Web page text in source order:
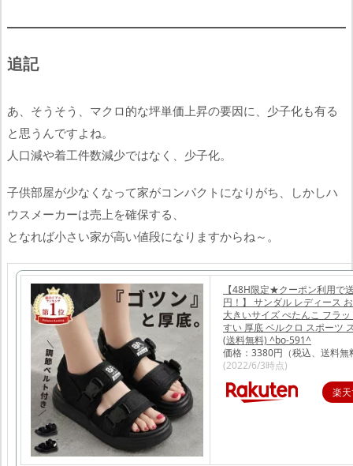
追記
あ、そうそう、マクロ的な坪単価上昇の要因に、少子化も有る
と思うんですよね。
人口減や着工件数減少ではなく、少子化。
子供部屋が少なくなって家がコンパクトになりがち、しかしハ
ウスメーカーは売上を確保する、
となれば小さい家が高い値段になりますからね～。
【48H限定★クーポン利用で
円！】 サンダル レディース
大きいサイズ ぺたんこ フラ
すい 厚底 ベルクロ スポーツ
(送料無料) ^bo-591^
価格：3380円（税込、送料無
(2022/6/3時点)
楽